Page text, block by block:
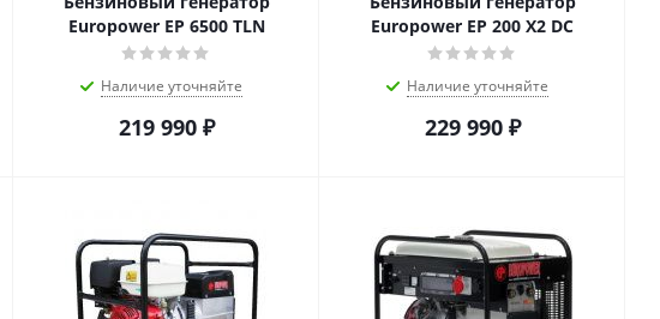
Europower ЕР 6500 TLN
Наличие уточняйте
219 990₽
Europower ЕР 200 Х2 DC
Наличие уточняйте
229 990₽